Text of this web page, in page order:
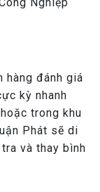
hàng đánh giá
kỳ nhanh
trong khu
Phát sẽ di
và thay bình